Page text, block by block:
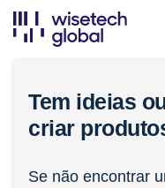
Tem ideias
criar
Se não encontrar